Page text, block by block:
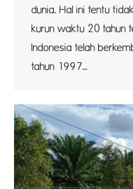
dunia. Hal ini tentu
kurun waktu 20 tahun
Indonesia telah
tahun 1997…